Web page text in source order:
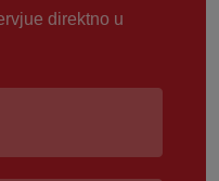
direktno u